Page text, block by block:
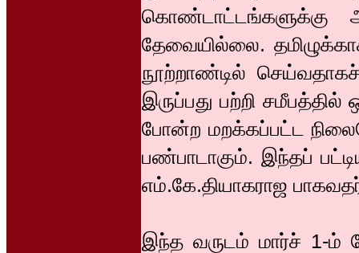
கொண்டாட்டங்களுக்கு
தேவையில்லை.
நூற்றாண்டில்
இருப்பது பற்றி
போன்ற மறக்கப்பட்ட
பண்பாடாகும். இந்தப்
எம்.கே.தியாகராஜ
இந்த வருடம் மார்ச் 1-ம்